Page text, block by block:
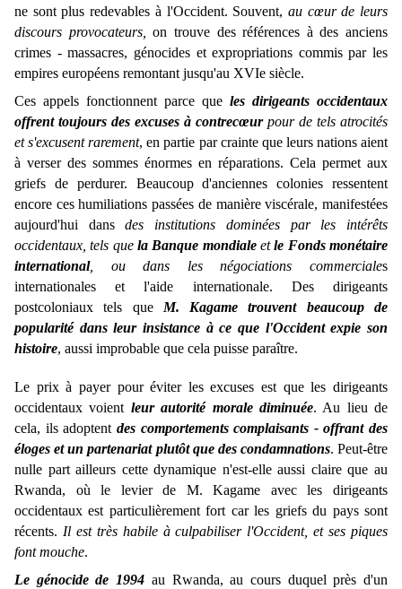
ne sont plus redevables à l'Occident. Souvent, au cœur de leurs
discours provocateurs,on trouve des références à des anciens
crimes - massacres, génocides et expropriations commis par les
empires européens remontant jusqu'au XVIe siècle.
Ces appels fonctionnent parce que les dirigeants occidentaux
offrent toujours des excuses à contrecœur pour de tels atrocités
et s'excusent rarement, en partie par crainte que leurs nations aient
à verser des sommes énormes en réparations. Cela permet aux
griefs de perdurer. Beaucoup d'anciennes colonies ressentent
encore ces humiliations passées de manière viscérale, manifestées
aujourd'hui dansdes institutions dominées par les intérêts
occidentaux, tels que la Banque mondialeetle Fonds monétaire
international, ou dans les négociations commerciales
internationales et l'aide internationale. Des dirigeants
postcoloniaux tels que M. Kagame trouvent beaucoup de
popularité dans leur insistance à ce que l'Occident expie son
histoire, aussi improbable que cela puisse paraître.
Le prix à payer pour éviter les excuses est que les dirigeants
occidentaux voient leur autorité morale diminuée. Au lieu de
cela, ils adoptent des comportements complaisants - offrant des
éloges et un partenariat plutôt que des condamnations. Peut-être
nulle part ailleurs cette dynamique n'est-elle aussi claire que au
Rwanda, où le levier de M. Kagame avec les dirigeants
occidentaux est particulièrement fort car les griefs du pays sont
récents. Il est très habile à culpabiliser l'Occident, et ses piques
font mouche.
Le génocide de 1994 au Rwanda, au cours duquel près d'un